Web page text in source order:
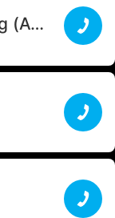
Audi-VW-Skoda Ekaterinburg (Ауди-ВВ-Шкода Екатеринбург)